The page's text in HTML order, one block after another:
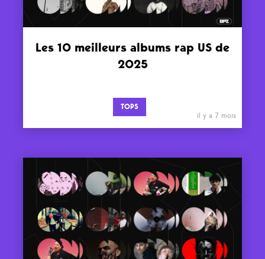
Les 10 meilleurs albums rap US de
2025
TOPS
il y a 7 mois